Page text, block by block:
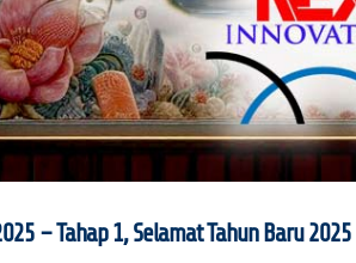
– Tahap 1, Selamat Tahun Baru 2025